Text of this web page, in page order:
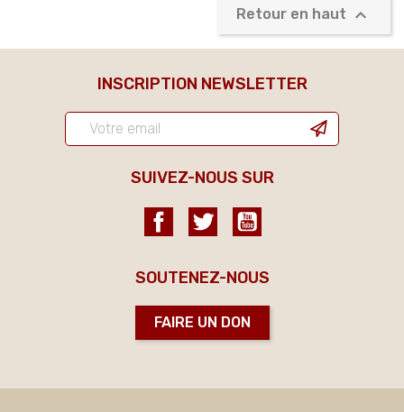
Retour en haut 
INSCRIPTION NEWSLETTER
SUIVEZ-NOUS SUR
FacebookTwitter
SOUTENEZ-NOUS
FAIRE UN DON